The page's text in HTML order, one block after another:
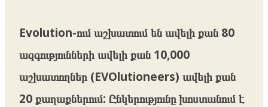
Evolution-ում աշխատում են ավելի քան 80
ազգությունների ավելի քան 10,000
աշխատողներ (EVOlutioneers) ավելի քան
20 քաղաքներում: Ընկերությունը խոստանում է